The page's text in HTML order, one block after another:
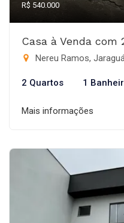
R$ 540.000
Casa à Venda com
Nereu Ramos,
2 Quartos 1
Mais informações